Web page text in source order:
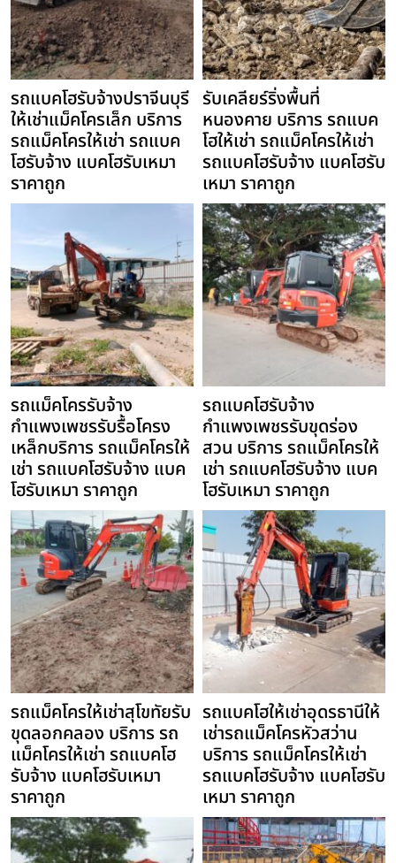
รถแบคโฮรับจ้างปราจีนบุรี
ให้เช่าแม็คโครเล็ก บริการ
รถแม็คโครให้เช่า รถแบค
โฮรับจ้าง แบคโฮรับเหมา
ราคาถูก
รับเคลียร์ริ่งพื้นที่
หนองคาย บริการ รถแบค
โฮให้เช่า รถแม็คโครให้เช่า
รถแบคโฮรับจ้าง แบคโฮรับ
เหมา ราคาถูก
รถแม็คโครรับจ้าง
กำแพงเพชรรับรื้อโครง
เหล็กบริการ รถแม็คโครให้
เช่า รถแบคโฮรับจ้าง แบค
โฮรับเหมา ราคาถูก
รถแบคโฮรับจ้าง
กำแพงเพชรรับขุดร่อง
สวน บริการ รถแม็คโครให้
เช่า รถแบคโฮรับจ้าง แบค
โฮรับเหมา ราคาถูก
รถแม็คโครให้เช่าสุโขทัยรับ
ขุดลอกคลอง บริการ รถ
แม็คโครให้เช่า รถแบคโฮ
รับจ้าง แบคโฮรับเหมา
ราคาถูก
รถแบคโฮให้เช่าอุดรธานีให้
เช่ารถแม็คโครหัวสว่าน
บริการ รถแม็คโครให้เช่า
รถแบคโฮรับจ้าง แบคโฮรับ
เหมา ราคาถูก